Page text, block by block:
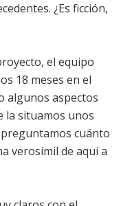
¿Es ficción,
el equipo
18 meses en el
algunos aspectos
la situamos unos
cuánto
verosímil de aquí a